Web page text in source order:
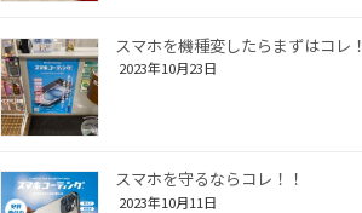
スマホを機種変したらまずはコレ！
2023年10月23日
スマホを守るならコレ！！
2023年10月11日